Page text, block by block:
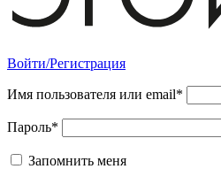
Войти/Регистрация
Имя пользователя или email*
Пароль*
Запомнить меня